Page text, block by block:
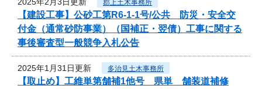
郡上土木事務所
【建設工事】公砂工第R6-1-1号/公共 防災・安全交
付金（通常砂防事業）（国補正・翌債）工事に関する
事後審査型一般競争入札公告
2025年1月31日更新 多治見土木事務所
【取止め】工維単第舗補1他号 県単 舗装道補修